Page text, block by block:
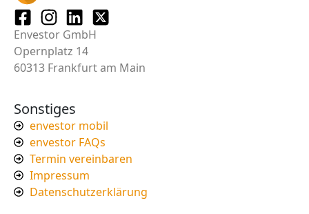
Envestor GmbH
Opernplatz 14
60313 Frankfurt am Main
Sonstiges
envestor mobil
envestor FAQs
Termin vereinbaren
Impressum
Datenschutzerklärung